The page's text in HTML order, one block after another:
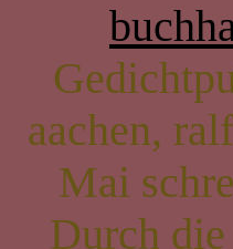
aachen,
Mai
Durch